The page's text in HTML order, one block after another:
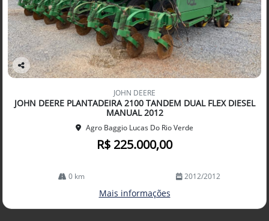
Co
arti
lhe
JOHN DEERE
JOHN DEERE PLANTADEIRA 2100 TANDEM DUAL FLEX DIESEL
MANUAL 2012
Agro Baggio Lucas Do Rio Verde
R$ 225.000,00
0 km 2012/2012
Mais informações